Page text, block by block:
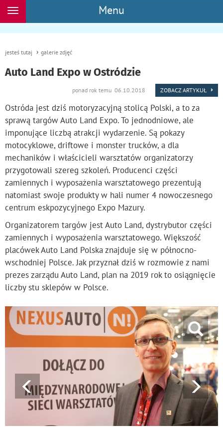
Menu
Rozwiń
jesteś tutaj galerie zdjęć
Auto Land Expo w Ostródzie
ponad rok temu 06.10.2018 ZOBACZ ARTYKUŁ
Ostróda jest dziś motoryzacyjną stolicą Polski, a to za
sprawą targów Auto Land Expo. To jednodniowe, ale
imponujące liczbą atrakcji wydarzenie. Są pokazy
motocyklowe, driftowe i monster trucków, a dla
mechaników i właścicieli warsztatów organizatorzy
przygotowali szereg szkoleń. Producenci części
zamiennych i wyposażenia warsztatowego prezentują
natomiast swoje produkty w hali numer 4 nowoczesnego
centrum eskpozycyjnego Expo Mazury.
Organizatorem targów jest Auto Land, dystrybutor części
zamiennych i wyposażenia warsztatowego. Większość
placówek Auto Land Polska znajduje się w północno-
wschodniej Polsce. Jak przyznał dziś w rozmowie z nami
prezes zarządu Auto Land, plan na 2019 rok to osiągnięcie
liczby stu sklepów w Polsce.